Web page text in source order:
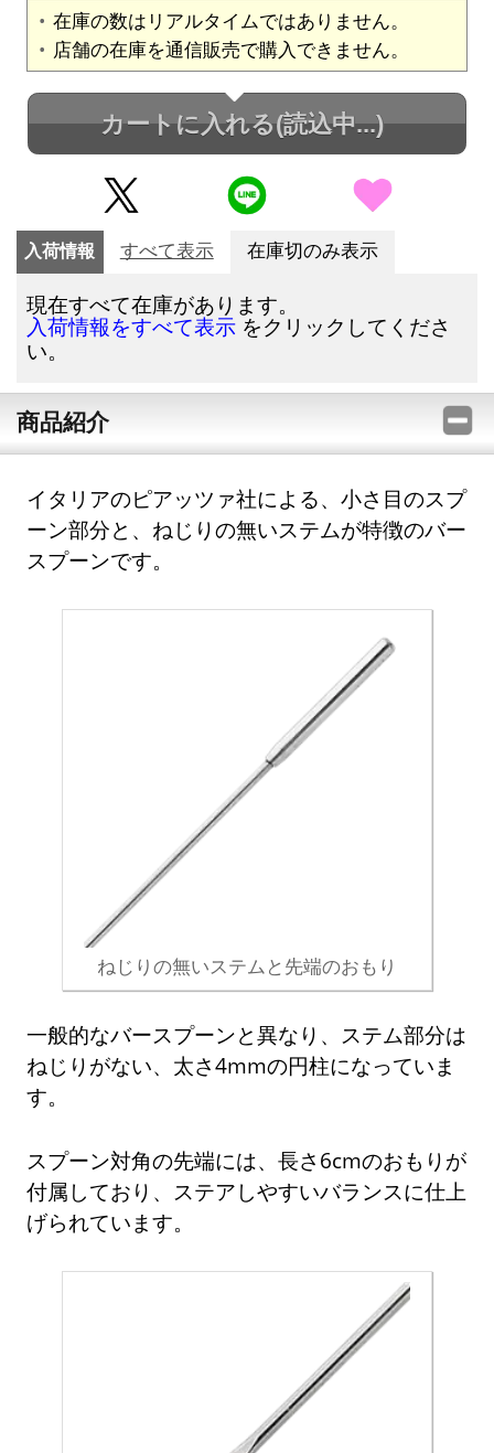
在庫の数はリアルタイムではありません。
店舗の在庫を通信販売で購入できません。
カートに入れる(読込中...)
入荷情報 すべて表示 在庫切のみ表示
現在すべて在庫があります。
入荷情報をすべて表示 をクリックしてくださ
い。
商品紹介
イタリアのピアッツァ社による、小さ目のスプ
ーン部分と、ねじりの無いステムが特徴のバー
スプーンです。
ねじりの無いステムと先端のおもり
一般的なバースプーンと異なり、ステム部分は
ねじりがない、太さ4mmの円柱になっていま
す。
スプーン対角の先端には、長さ6cmのおもりが
付属しており、ステアしやすいバランスに仕上
げられています。